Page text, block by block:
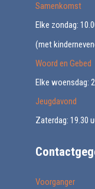
Samenkomst
Elke zondag:
(met
Woord en Gebed
Elke woensdag:
Jeugdavond
Zaterdag: 19.30
Voorganger